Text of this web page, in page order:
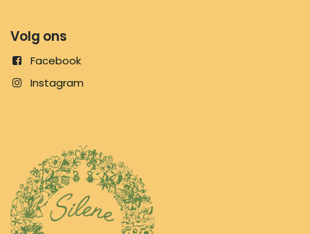
Volg ons
Facebook
Instagram